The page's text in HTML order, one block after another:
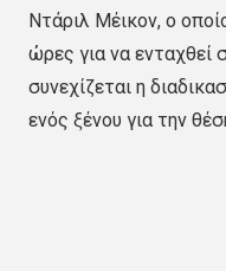
Ντάριλ Μέικον, ο
ώρες για να ενταχθεί
συνεχίζεται η
ενός ξένου για την